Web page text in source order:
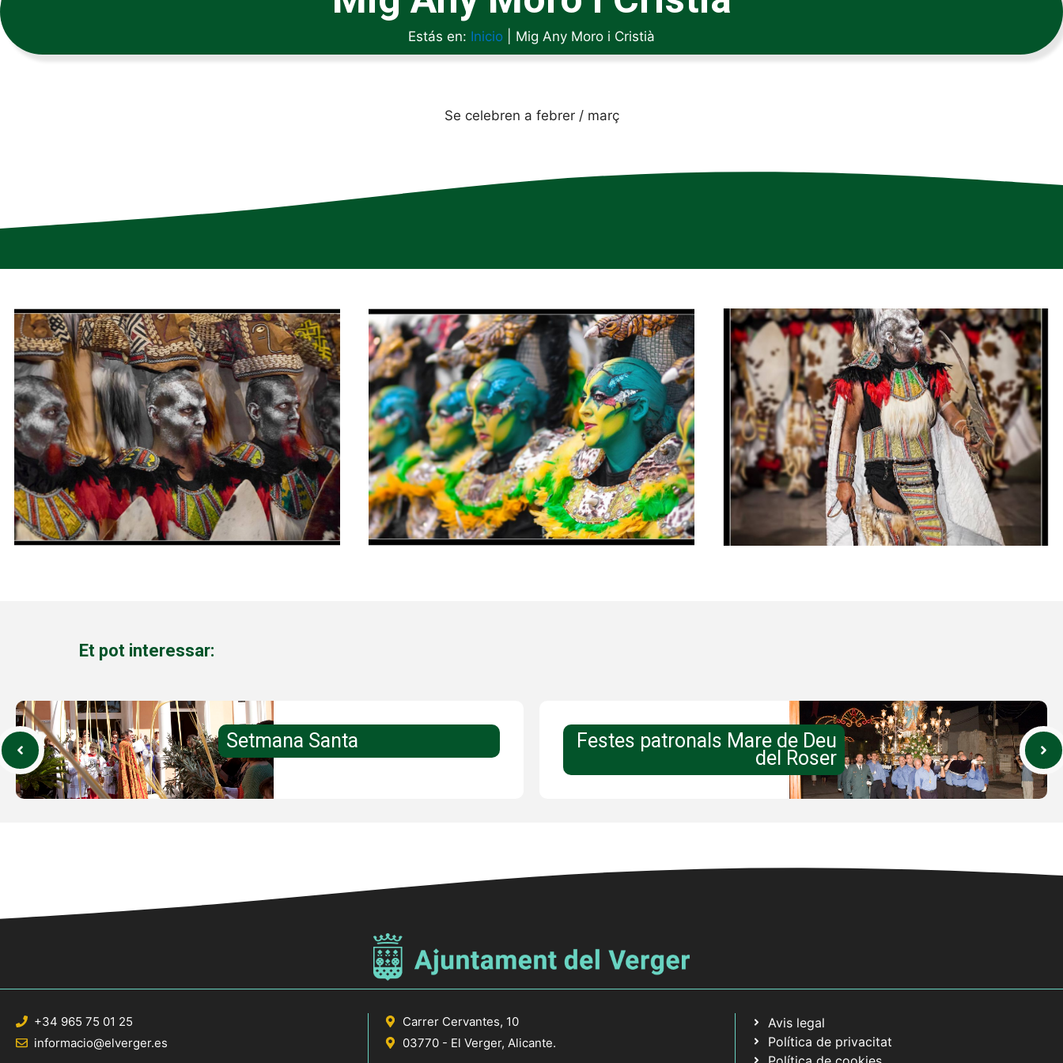
Estás en: Inicio Mig Any Moro i Cristià
Se celebren a febrer / març
Et pot interessar:
Setmana Santa Festes patronals Mare de Deu
del Roser
+34 965 75 01 25
informacio@elverger.es
Carrer Cervantes, 10
03770 - El Verger, Alicante.
Avis legal
Política de privacitat